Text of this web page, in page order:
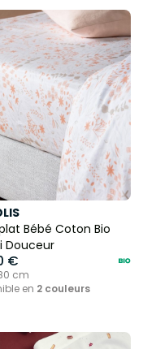
Bébé Coton Bio
Douceur
€
cm
en 2 couleurs